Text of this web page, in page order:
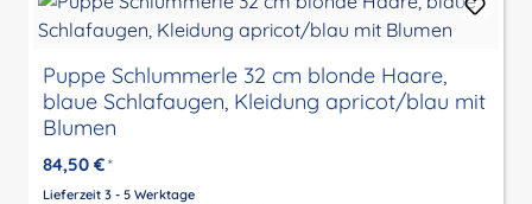
Puppe Schlummerle 32 cm blonde Haare,
blaue Schlafaugen, Kleidung apricot/blau mit
Blumen
84,50 € *
Lieferzeit 3 - 5 Werktage